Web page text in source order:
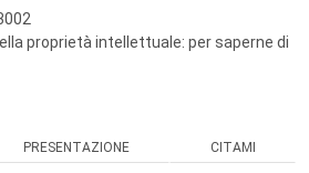
proprietà intellettuale: per saperne di
PRESENTAZIONE CITAMI